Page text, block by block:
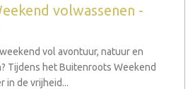
volwassenen -
vol avontuur, natuur en
Tijdens het Buitenroots Weekend
in de vrijheid...